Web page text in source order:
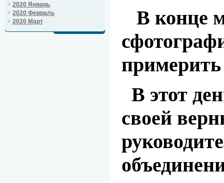
2020 Январь
2020 Февраль
2020 Март
В конце
В этот
своей